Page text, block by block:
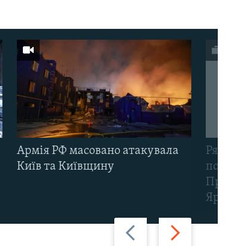
Назад Вперед
Армія РФ масовано атакувала
Київ та Київщину